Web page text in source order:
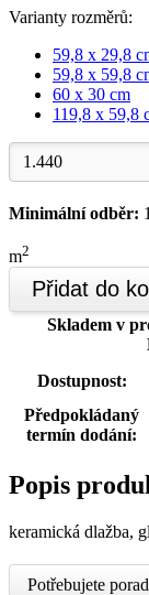
Varianty rozměrů:
59,8 x 29,8
59,8 x 59,8
60 x 30 cm
119,8 x 59,8
Minimální odběr:
m2
Přidat do
Skladem v
Dostupnost:
Předpokládaný
termín dodání:
Popis
keramická dlažba,
Potřebujete